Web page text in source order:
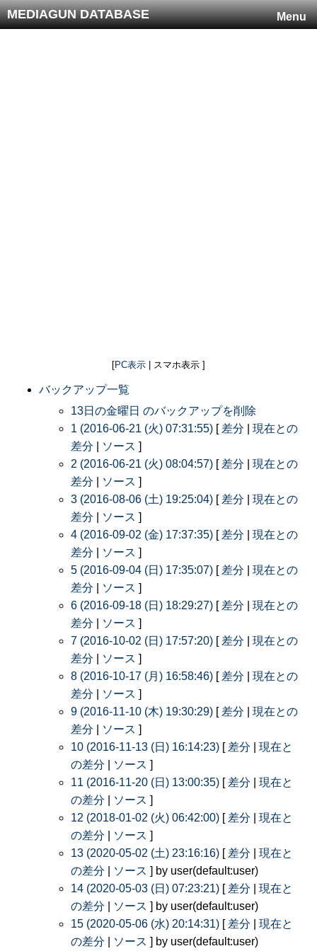
Menu
MEDIAGUN DATABASE
[PC表示 | スマホ表示 ]
バックアップ一覧
13日の金曜日 のバックアップを削除
1 (2016-06-21 (火) 07:31:55) [ 差分
現在との
差分
ソース ]
2 (2016-06-21 (火) 08:04:57) [ 差分
現在との
差分
ソース ]
3 (2016-08-06 (土) 19:25:04) [ 差分
現在との
差分
ソース ]
4 (2016-09-02 (金) 17:37:35) [ 差分
現在との
差分
ソース ]
5 (2016-09-04 (日) 17:35:07) [ 差分
現在との
差分
ソース ]
6 (2016-09-18 (日) 18:29:27) [ 差分
現在との
差分
ソース ]
7 (2016-10-02 (日) 17:57:20) [ 差分
現在との
差分
ソース ]
8 (2016-10-17 (月) 16:58:46) [ 差分
現在との
差分
ソース ]
9 (2016-11-10 (木) 19:30:29) [ 差分
現在との
差分
ソース ]
10 (2016-11-13 (日) 16:14:23) [ 差分
現在と
の差分
ソース ]
11 (2016-11-20 (日) 13:00:35) [ 差分
現在と
の差分
ソース ]
12 (2018-01-02 (火) 06:42:00) [ 差分
現在と
の差分
ソース ]
13 (2020-05-02 (土) 23:16:16) [ 差分
現在と
の差分
ソース ] by user(default:user)
14 (2020-05-03 (日) 07:23:21) [ 差分
現在と
の差分
ソース ] by user(default:user)
15 (2020-05-06 (水) 20:14:31) [ 差分
現在と
の差分
ソース ] by user(default:user)